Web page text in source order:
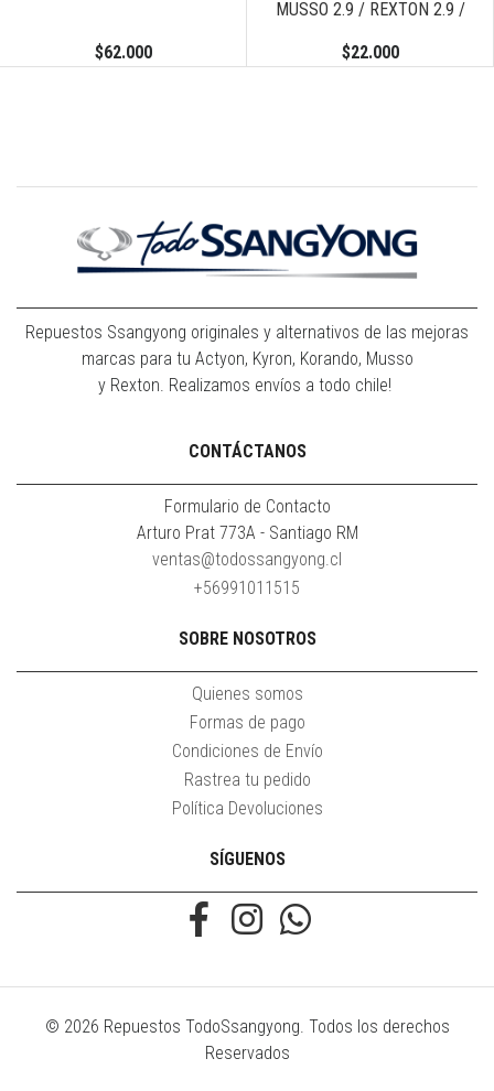
$62.000
MUSSO 2.9 / REXTON 2.9 /
$22.000
Repuestos Ssangyong originales y alternativos de las mejoras
marcas para tu Actyon, Kyron, Korando, Musso
y Rexton. Realizamos envíos a todo chile!
CONTÁCTANOS
Formulario de Contacto
Arturo Prat 773A - Santiago RM
ventas@todossangyong.cl
+56991011515
SOBRE NOSOTROS
Quienes somos
Formas de pago
Condiciones de Envío
Rastrea tu pedido
Política Devoluciones
SÍGUENOS
© 2026 Repuestos TodoSsangyong. Todos los derechos
Reservados